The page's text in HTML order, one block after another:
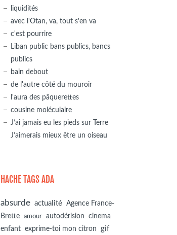
liquidités
avec l'Otan, va, tout s'en va
c'est pourrire
Liban public bans publics, bancs
publics
bain debout
de l'autre côté du mouroir
l'aura des pâquerettes
cousine moléculaire
J’ai jamais eu les pieds sur Terre
J’aimerais mieux être un oiseau
HACHE TAGS ADA
absurde actualité Agence France-
Brette
amour autodérision
cinema
enfant exprime-toi mon citron
gif